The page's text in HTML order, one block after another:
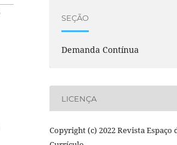
SEÇÃO
Demanda Contínua
LICENÇA
Copyright (c) 2022 Revista Espaço